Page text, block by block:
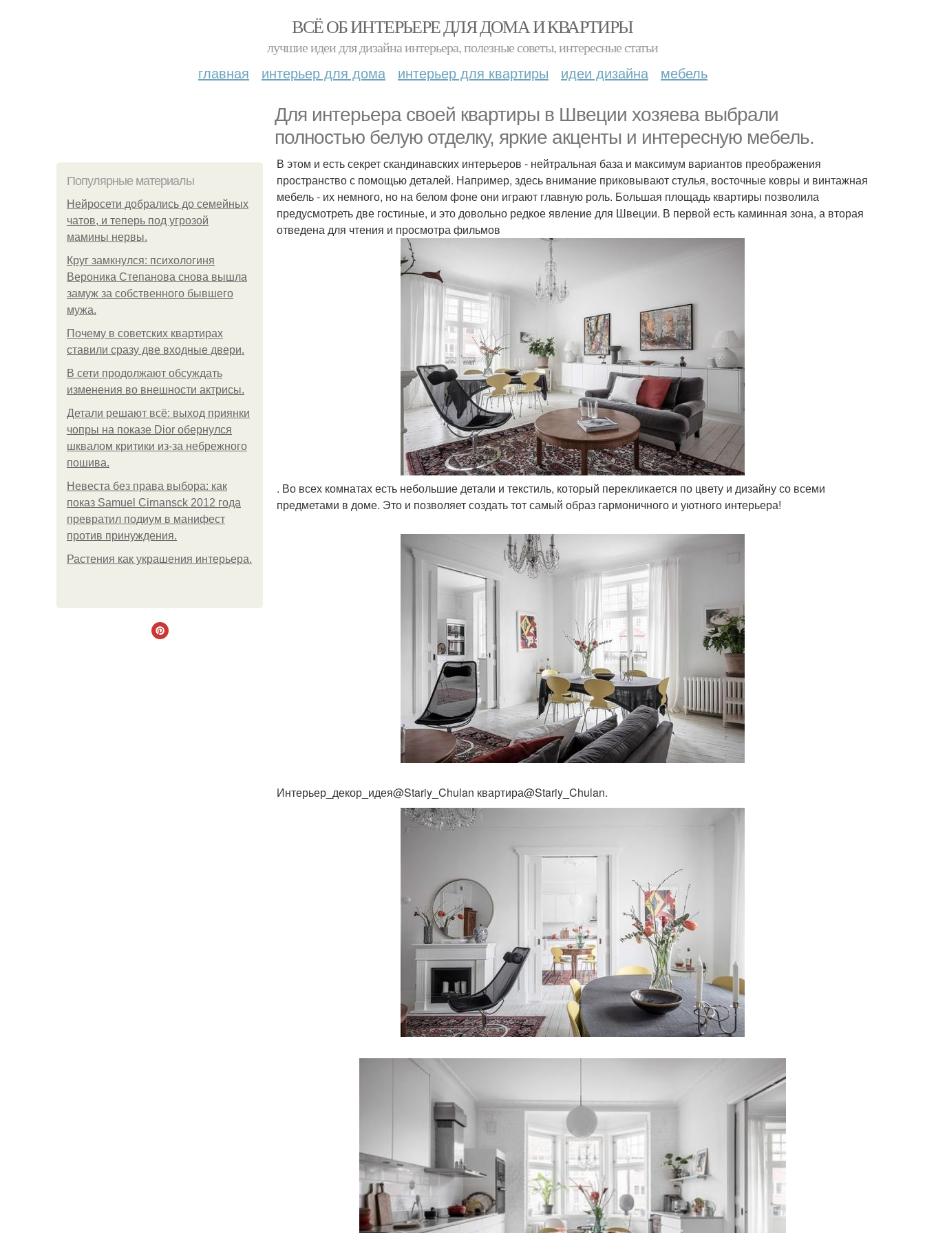
ВСЁ ОБ ИНТЕРЬЕРЕ ДЛЯ ДОМА И КВАРТИРЫ
лучшие идеи для дизайна интерьера, полезные советы, интересные статьи
главная интерьер для дома интерьер для квартиры идеи дизайна мебель
Для интерьера своей квартиры в Швеции хозяева выбрали
полностью белую отделку, яркие акценты и интересную мебель.
Популярные материалы
Нейросети добрались до семейных
чатов, и теперь под угрозой
мамины нервы.
Круг замкнулся: психологиня
Вероника Степанова снова вышла
замуж за собственного бывшего
мужа.
Почему в советских квартирах
ставили сразу две входные двери.
В сети продолжают обсуждать
изменения во внешности актрисы.
Детали решают всё: выход приянки
чопры на показе Dior обернулся
шквалом критики из-за небрежного
пошива.
Невеста без права выбора: как
показ Samuel Cirnansck 2012 года
превратил подиум в манифест
против принуждения.
Растения как украшения интерьера.
В этом и есть секрет скандинавских интерьеров - нейтральная база и максимум вариантов преображения
пространство с помощью деталей. Например, здесь внимание приковывают стулья, восточные ковры и винтажная
мебель - их немного, но на белом фоне они играют главную роль. Большая площадь квартиры позволила
предусмотреть две гостиные, и это довольно редкое явление для Швеции. В первой есть каминная зона, а вторая
отведена для чтения и просмотра фильмов
. Во всех комнатах есть небольшие детали и текстиль, который перекликается по цвету и дизайну со всеми
предметами в доме. Это и позволяет создать тот самый образ гармоничного и уютного интерьера!
Интерьер_декор_идея@Stariy_Chulan квартира@Stariy_Chulan.